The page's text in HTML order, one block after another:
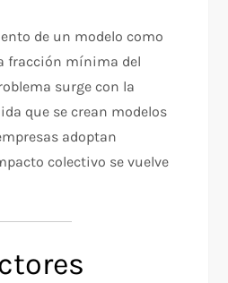
de un modelo como
fracción mínima del
surge con la
que se crean modelos
adoptan
colectivo se vuelve